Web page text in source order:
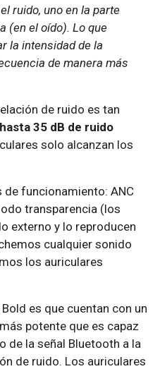
ruido, uno en la parte
(en el oído). Lo que
la intensidad de la
de manera más
de ruido es tan
35 dB de ruido
solo alcanzan los
funcionamiento: ANC
transparencia (los
externo y lo reproducen
cualquier sonido
los auriculares
es que cuentan con un
más potente que es capaz
de la señal Bluetooth a la
de ruido. Los auriculares